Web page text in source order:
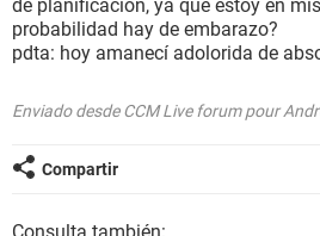
de planificación, ya que estoy en
probabilidad hay de embarazo?
pdta: hoy amanecí adolorida de
Enviado desde CCM Live forum pour
Compartir